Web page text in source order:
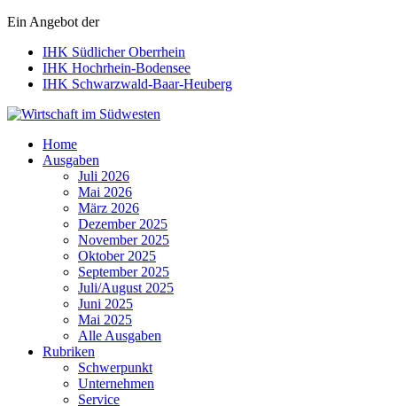
Ein Angebot der
IHK Südlicher Oberrhein
IHK Hochrhein-Bodensee
IHK Schwarzwald-Baar-Heuberg
Wirtschaft im Südwesten
Home
Ausgaben
Juli 2026
Mai 2026
März 2026
Dezember 2025
November 2025
Oktober 2025
September 2025
Juli/August 2025
Juni 2025
Mai 2025
Alle Ausgaben
Rubriken
Schwerpunkt
Unternehmen
Service